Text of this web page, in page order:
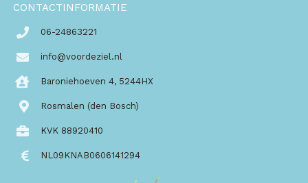
CONTACTINFORMATIE
06-24863221
info@voordeziel.nl
Baroniehoeven 4, 5244HX
Rosmalen (den Bosch)
KVK 88920410
NL09KNAB0606141294